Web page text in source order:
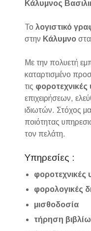
Κάλυμνος
Το λογιστικό
στην Κάλυμνο στα
Με την πολυετή
καταρτισμένο
τις φοροτεχνικές
επιχειρήσεων,
ιδιωτών. Στόχος
ποιότητας
τον πελάτη.
Υπηρεσίες :
φοροτεχνικές
φορολογικές
μισθοδοσία
τήρηση